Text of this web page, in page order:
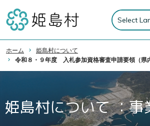
ホーム
姫島村について
令和８・９年度 入札参加資格審査申請要領（県
姫島村について ：事